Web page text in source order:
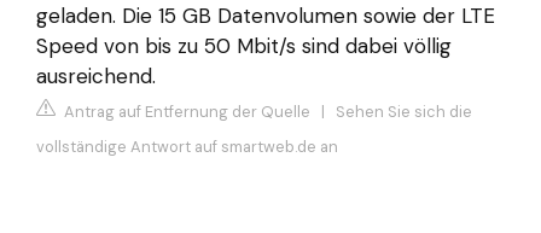
geladen. Die 15 GB Datenvolumen sowie der LTE
Speed von bis zu 50 Mbit/s sind dabei völlig
ausreichend.
Antrag auf Entfernung der Quelle | Sehen Sie sich die
vollständige Antwort auf smartweb.de an